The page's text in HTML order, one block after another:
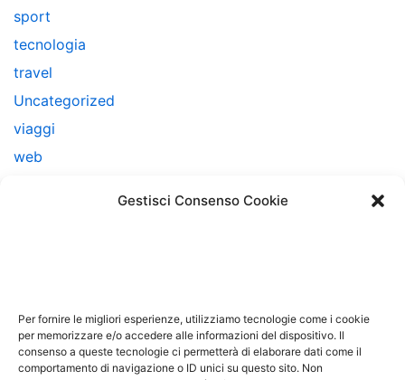
Gestisci Consenso Cookie
Per fornire le migliori esperienze, utilizziamo tecnologie come i cookie
per memorizzare e/o accedere alle informazioni del dispositivo. Il
consenso a queste tecnologie ci permetterà di elaborare dati come il
comportamento di navigazione o ID unici su questo sito. Non
sport
tecnologia
travel
Uncategorized
viaggi
web
disponibilità e la reperibilità dei materiali. Pertanto non
può essere considerato in alcun modo un prodotto